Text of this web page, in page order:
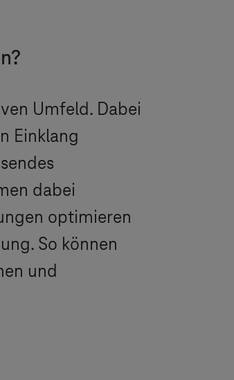
Umfeld. Dabei
Einklang
dabei
optimieren
So können
und